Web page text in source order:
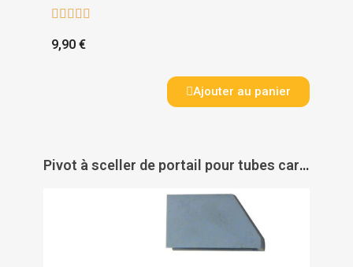
    
9,90 €
Ajouter au panier
Pivot à sceller de portail pour tubes carrés - PAS DE MARQUE